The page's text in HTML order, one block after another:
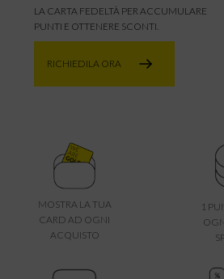
LA CARTA FEDELTÀ PER ACCUMULARE
PUNTI E OTTENERE SCONTI.
RICHIEDILA ORA
MOSTRA LA TUA
CARD AD OGNI
ACQUISTO
1